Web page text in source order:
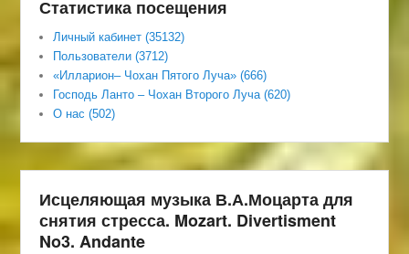
Статистика посещения
Личный кабинет (35132)
Пользователи (3712)
«Илларион– Чохан Пятого Луча» (666)
Господь Ланто – Чохан Второго Луча (620)
О нас (502)
Исцеляющая музыка В.А.Моцарта для
снятия стресса. Mozart. Divertisment
No3. Andante